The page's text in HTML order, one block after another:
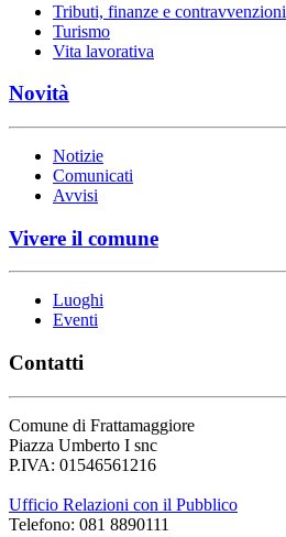
Tributi, finanze e contravvenzioni
Turismo
Vita lavorativa
Novità
Notizie
Comunicati
Avvisi
Vivere il comune
Luoghi
Eventi
Contatti
Comune di Frattamaggiore
Piazza Umberto I snc
P.IVA: 01546561216
Ufficio Relazioni con il Pubblico
Telefono: 081 8890111